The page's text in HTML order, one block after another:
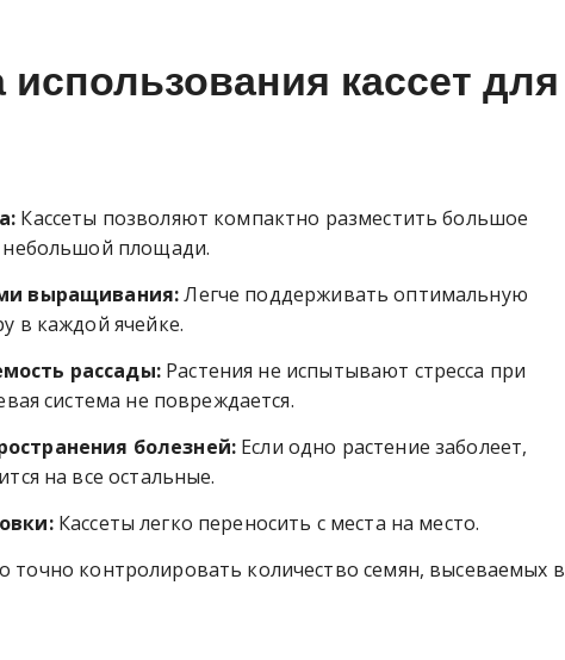
кассет для
Кассеты позволяют компактно разместить большое
небольшой площади.
выращивания:Легче поддерживать оптимальную
в каждой ячейке.
рассады:Растения не испытывают стресса при
система не повреждается.
болезней: Если одно растение заболеет,
на все остальные.
Кассеты легко переносить с места на место.
точно контролировать количество семян, высеваемых в